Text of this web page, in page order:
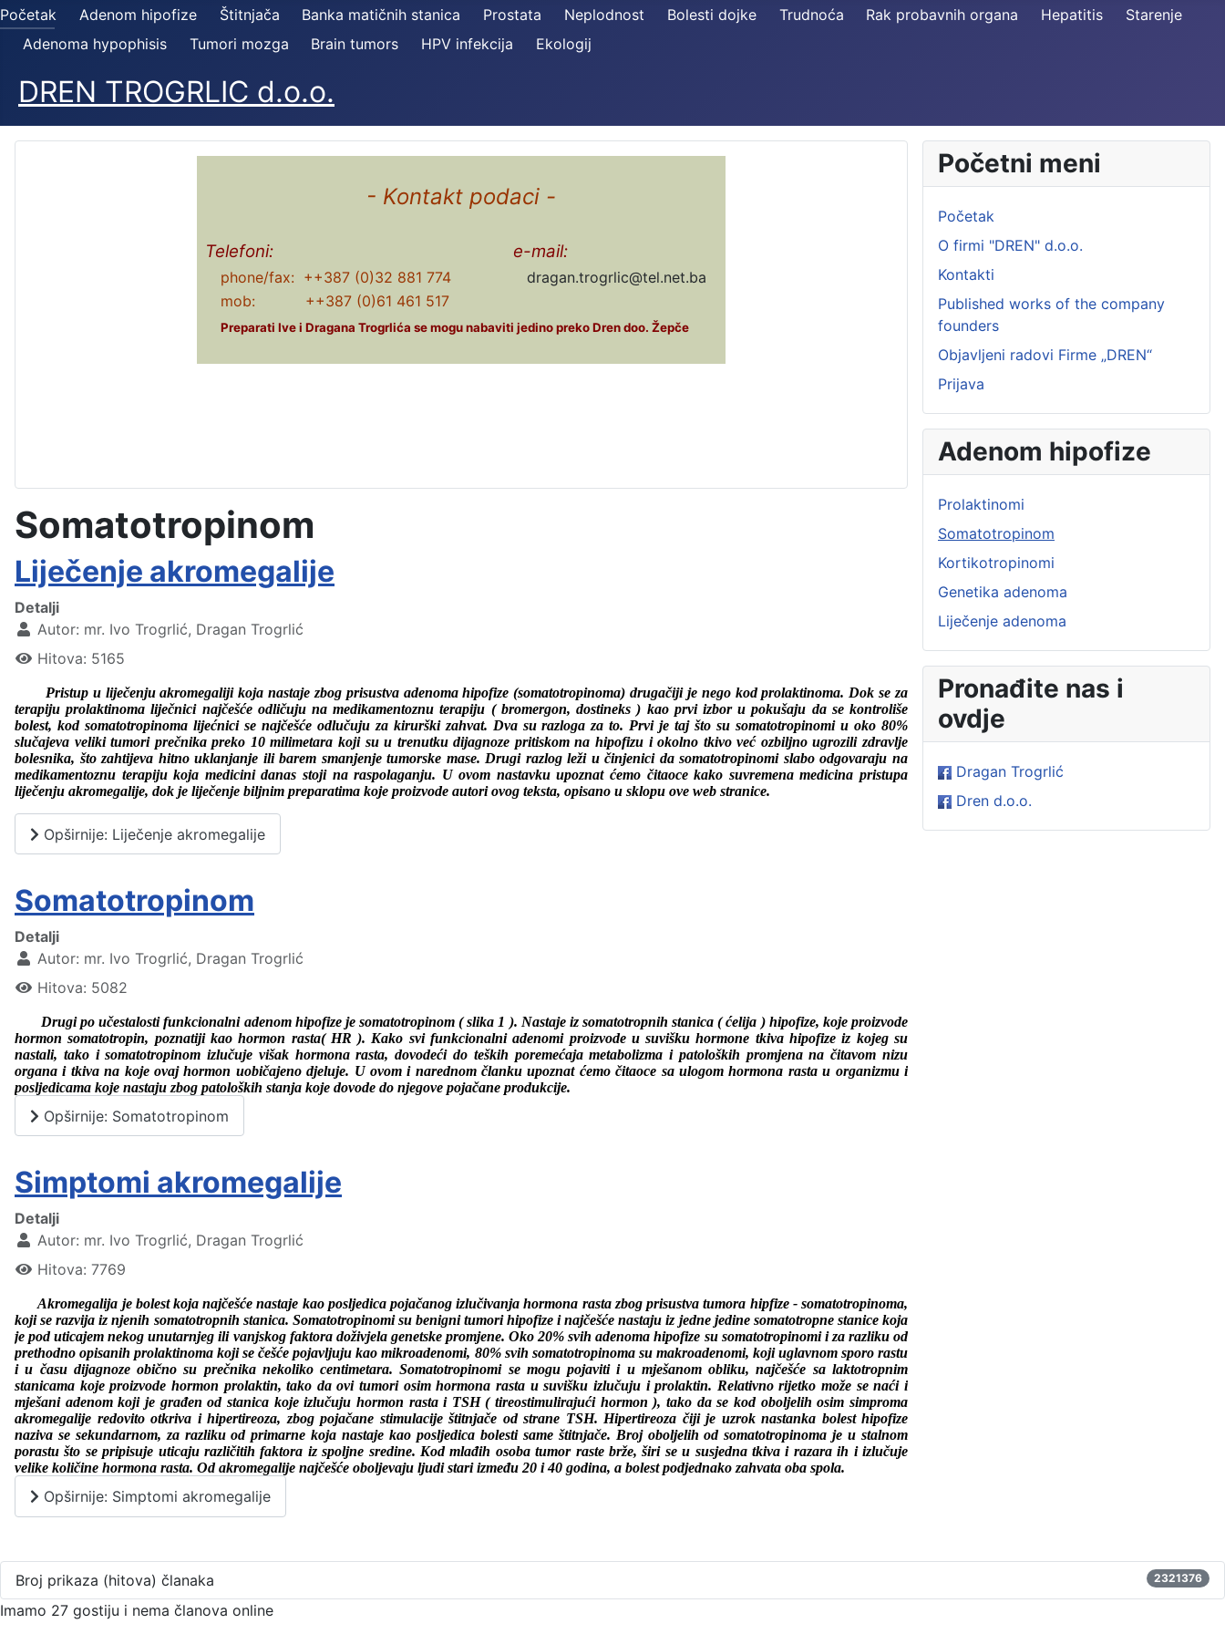
Početak Adenom hipofize Štitnjača Banka matičnih stanica Prostata Neplodnost Bolesti dojke Trudnoća Rak probavnih organa Hepatitis
Starenje
Adenoma hypophisis
Tumori mozga Brain tumors HPV infekcija Ekologij
DREN TROGRLIC d.o.o.
- Kontakt podaci -
Telefoni: e-mail:
phone/fax: ++387 (0)32 881 774
dragan.trogrlic@tel.net.ba
mob: ++387 (0)61 461 517
Preparati Ive i Dragana Trogrlića se mogu nabaviti jedino preko Dren doo. Žepče
Somatotropinom
Liječenje akromegalije
Detalji
Autor: mr. Ivo Trogrlić, Dragan Trogrlić
Hitova: 5165
Pristupu liječenju akromegaliji koja nastaje zbog prisustva adenoma hipofize (somatotropinoma) drugačiji je nego kod prolaktinoma. Dok se za
terapiju prolaktinoma liječnicinajčešćeodličuju na medikamentoznu terapiju ( bromergon, dostineks ) kao prvi izbor u pokušaju da se kontroliše
bolest, kod somatotropinoma lijećnici se najčešće odlučuju za kirurški zahvat. Dva su razloga za to. Prvi je taj što su somatotropinomi u oko 80%
slučajeva veliki tumori prečnika preko 10 milimetara koji su u trenutku dijagnoze pritiskom na hipofizu i okolno tkivo već ozbiljno ugrozili zdravlje
bolesnika, što zahtijeva hitno uklanjanje ili barem smanjenje tumorske mase. Drugi razlog leži u činjenici da somatotropinomi slabo odgovaraju na
medikamentoznu terapiju koja medicini danas stoji na raspolaganju. U ovom nastavku upoznat ćemo čitaoce kako suvremena medicina pristupa
liječenju akromegalije, dok je liječenje biljnim preparatima koje proizvode autori ovog teksta, opisano u sklopu ove web stranice.
Opširnije: Liječenje akromegalije
Somatotropinom
Detalji
Autor: mr. Ivo Trogrlić, Dragan Trogrlić
Hitova: 5082
Drugi po učestalosti funkcionalni adenom hipofize je somatotropinom (slika 1 ). Nastaje iz somatotropnih stanica ( ćelija ) hipofize, koje proizvode
hormon somatotropin, poznatiji kao hormon rasta( HR ). Kako svi funkcionalni adenomi proizvode u suvišku hormone tkiva hipofize iz kojeg su
nastali, tako i somatotropinom izlučuje višak hormona rasta, dovodeći do teških poremećaja metabolizma i patoloških promjena na čitavom nizu
organa i tkiva na koje ovaj hormon uobičajeno djeluje. U ovom i narednom članku upoznat ćemo čitaoce sa ulogom hormona rasta u organizmu i
posljedicama koje nastaju zbog patoloških stanja koje dovode do njegove pojačane produkcije.
Opširnije: Somatotropinom
Simptomi akromegalije
Detalji
Autor: mr. Ivo Trogrlić, Dragan Trogrlić
Hitova: 7769
Akromegalija je bolest koja najčešće nastaje kao posljedica pojačanog izlučivanja hormona rasta zbog prisustva tumora hipfize - somatotropinoma,
koji se razvija iz njenih somatotropnih stanica. Somatotropinomi su benigni tumori hipofize i najčešće nastaju iz jedne jedine somatotropne stanice koja
je pod uticajem nekog unutarnjeg ili vanjskog faktora doživjela genetske promjene. Oko 20% svih adenoma hipofize su somatotropinomi i za razliku od
prethodno opisanih prolaktinoma koji se češće pojavljuju kao mikroadenomi, 80% svih somatotropinoma su makroadenomi, koji uglavnom sporo rastu
i u času dijagnoze obično su prečnika nekoliko centimetara. Somatotropinomi se mogu pojaviti i u mješanom obliku, najčešće sa laktotropnim
stanicama koje proizvode hormon prolaktin, tako da ovi tumori osim hormona rasta u suvišku izlučuju i prolaktin. Relativno rijetko može se naći i
mješani adenom koji je građen od stanica koje izlučuju hormon rasta i TSH ( tireostimulirajući hormon ), tako da se kod oboljelih osim simproma
akromegalije redovito otkriva i hipertireoza, zbog pojačane stimulacije štitnjače od strane TSH. Hipertireoza čiji je uzrok nastanka bolest hipofize
naziva se sekundarnom, za razliku od primarne koja nastaje kao posljedica bolesti same štitnjače. Broj oboljelih od somatotropinoma je u stalnom
porastu što se pripisuje uticaju različitih faktora iz spoljne sredine. Kod mlađih osoba tumor raste brže, širi se u susjedna tkiva i razara ih i izlučuje
velike količine hormona rasta. Od akromegalije najčešće oboljevaju ljudi stari između 20 i 40 godina, a bolest podjednako zahvata oba spola.
Opširnije: Simptomi akromegalije
Početni meni
Početak
O firmi "DREN" d.o.o.
Kontakti
Published works of the company
founders
Objavljeni radovi Firme „DREN“
Prijava
Adenom hipofize
Prolaktinomi
Somatotropinom
Kortikotropinomi
Genetika adenoma
Liječenje adenoma
Pronađite nas i
ovdje
Dragan Trogrlić
Dren d.o.o.
Broj prikaza (hitova) članaka 2321376
Imamo 27 gostiju i nema članova online